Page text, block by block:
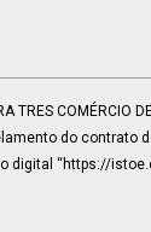
COMÉRCIO DE
do contrato
digital “https://